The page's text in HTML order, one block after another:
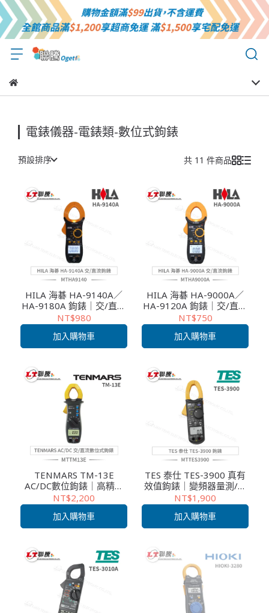
電錶儀器-電錶類-數位式鉤錶
預設排序 共 11 件商品
HILA 海碁 HA-9140A／
HA-9180A 鉤錶｜交/直流
量測 非接觸交流電壓感應
NT$980
加入購物車
HILA 海碁 HA-9000A／
HA-9120A 鉤錶｜交/直流
量測 非接觸交流電壓感應
多功能萬用鉤錶
NT$750
加入購物車
TENMARS TM-13E
AC/DC數位鉤錶｜高精度
量測/連續性測試/頻率檢
測/工業電子
NT$2,200
加入購物車
TES 泰仕 TES-3900 真有
效值鉤錶｜變頻器量測/低
阻抗電壓測試/高安全便攜
設計
NT$1,900
加入購物車